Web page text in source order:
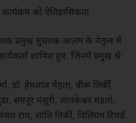
को ऐतिहासिकता
प्रमुख मुस्ताक आलम के नेतृत्व में
शामिल हुए, जिनमें प्रमुख थे:
डॉ. हेमलाल मेहता, बीरू तिर्की,
समनूर मंसूरी, तालकेश्वर महतो,
राय, शांति तिर्की, विलियम रिचर्ड